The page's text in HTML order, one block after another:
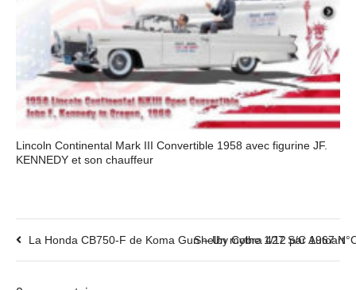
Lincoln Continental Mark III Convertible 1958 avec figurine JF.
KENNEDY et son chauffeur
La Honda CB750-F de Koma Gun – Un mythe 1/12 par Autoart
Shelby Cobra 427 S/C 1967